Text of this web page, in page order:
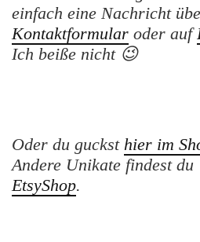
einfach eine Nachricht
Kontaktformular oder auf
Ich beiße nicht 😉
Oder du guckst hier im
Andere Unikate findest
EtsyShop.